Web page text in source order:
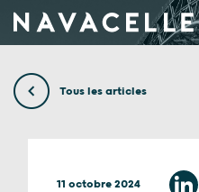
Tous les articles
11 octobre 2024